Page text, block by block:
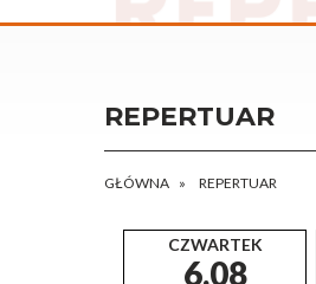
REPERTUAR
GŁÓWNA REPERTUAR
CZWARTEK
6.08